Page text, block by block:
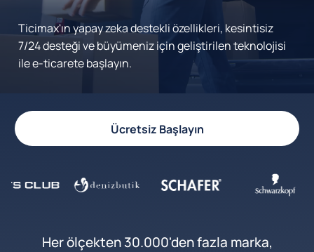
Ticimax'ın yapay zeka destekli özellikleri, kesintisiz
7/24 desteği ve büyümeniz için geliştirilen teknolojisi
ile e-ticarete başlayın.
Ücretsiz Başlayın
Her ölçekten 30.000'den fazla marka,